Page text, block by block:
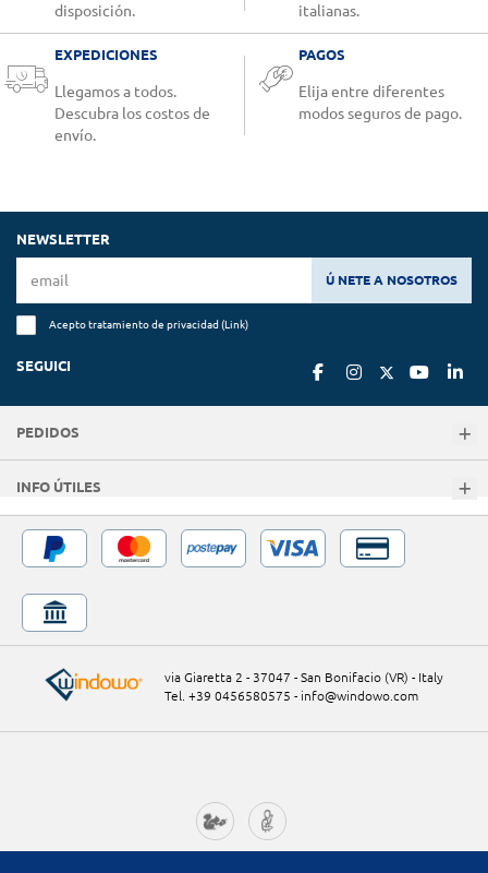
disposición.
italianas.
EXPEDICIONES
Llegamos a todos.
Descubra los costos de
envío.
PAGOS
Elija entre diferentes
modos seguros de pago.
NEWSLETTER
Ú NETE A NOSOTROS
Acepto tratamiento de privacidad (Link)
SEGUICI
PEDIDOS
INFO ÚTILES
via Giaretta 2 - 37047 - San Bonifacio (VR) - Italy
Tel. +39 0456580575 - info@windowo.com